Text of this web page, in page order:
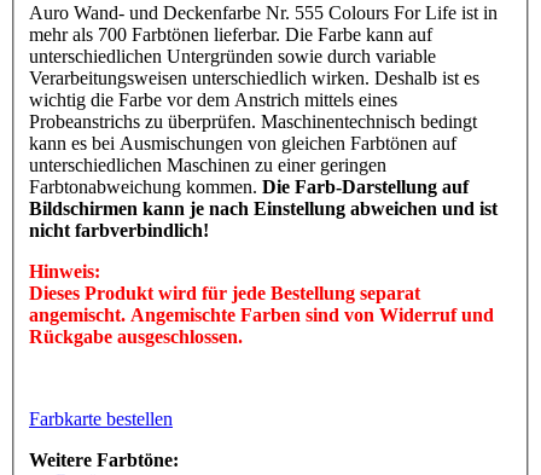
Auro Wand- und Deckenfarbe Nr. 555 Colours For Life ist in
mehr als 700 Farbtönen lieferbar. Die Farbe kann auf
unterschiedlichen Untergründen sowie durch variable
Verarbeitungsweisen unterschiedlich wirken. Deshalb ist es
wichtig die Farbe vor dem Anstrich mittels eines
Probeanstrichs zu überprüfen. Maschinentechnisch bedingt
kann es bei Ausmischungen von gleichen Farbtönen auf
unterschiedlichen Maschinen zu einer geringen
Farbtonabweichung kommen. Die Farb-Darstellung auf
Bildschirmen kann je nach Einstellung abweichen und ist
nicht farbverbindlich!
Hinweis:
Dieses Produkt wird für jede Bestellung separat
angemischt. Angemischte Farben sind von Widerruf und
Rückgabe ausgeschlossen.
Farbkarte bestellen
Weitere Farbtöne: